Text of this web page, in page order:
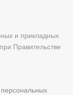
и прикладных
Правительстве
персональных